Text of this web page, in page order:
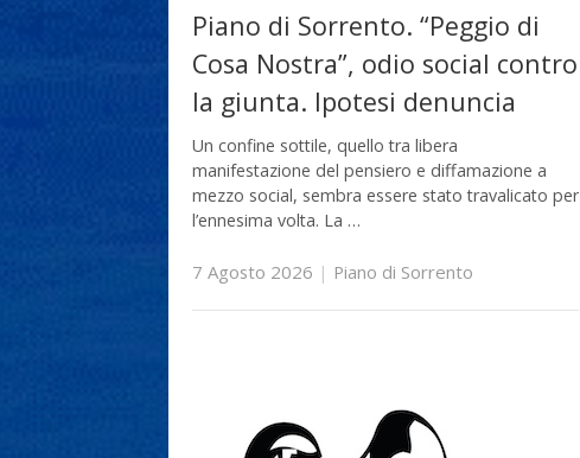
Piano di Sorrento. “Peggio di
Cosa Nostra”, odio social contro
la giunta. Ipotesi denuncia
Un confine sottile, quello tra libera
manifestazione del pensiero e diffamazione a
mezzo social, sembra essere stato travalicato per
l’ennesima volta. La …
7 Agosto 2026 | Piano di Sorrento